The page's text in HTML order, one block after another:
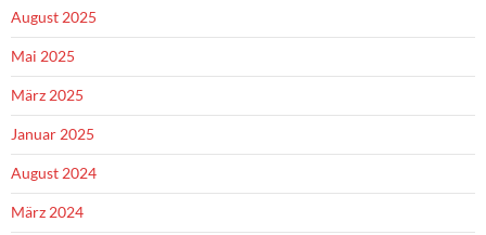
August 2025
Mai 2025
März 2025
Januar 2025
August 2024
März 2024